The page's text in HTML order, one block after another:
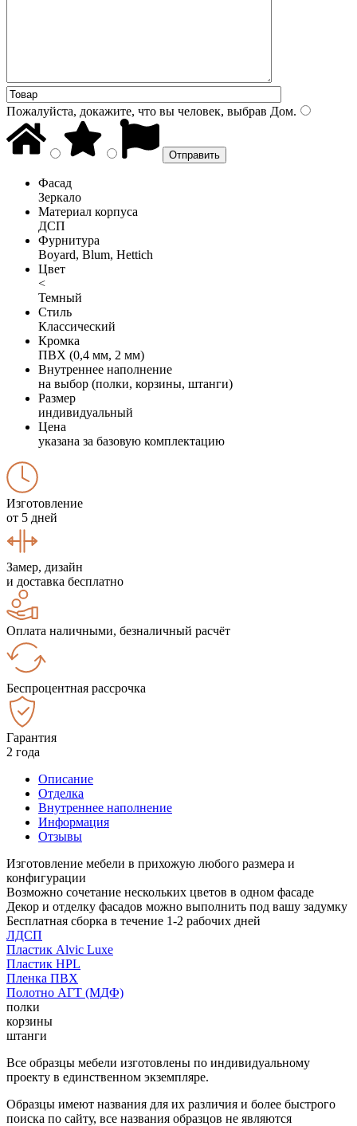
Пожалуйста, докажите, что вы человек, выбрав Дом.
Фасад
Зеркало
Материал корпуса
ДСП
Фурнитура
Boyard, Blum, Hettich
Цвет
<
Темный
Стиль
Классический
Кромка
ПВХ (0,4 мм, 2 мм)
Внутреннее наполнение
на выбор (полки, корзины, штанги)
Размер
индивидуальный
Цена
указана за базовую комплектацию
Изготовление
от 5 дней
Замер, дизайн
и доставка бесплатно
Оплата наличными, безналичный расчёт
Беспроцентная рассрочка
Гарантия
2 года
Описание
Отделка
Внутреннее наполнение
Информация
Отзывы
Изготовление мебели в прихожую любого размера и
конфигурации
Возможно сочетание нескольких цветов в одном фасаде
Декор и отделку фасадов можно выполнить под вашу задумку
Бесплатная сборка в течение 1-2 рабочих дней
ЛДСП
Пластик Alvic Luxe
Пластик HPL
Пленка ПВХ
Полотно АГТ (МДФ)
полки
корзины
штанги
Все образцы мебели изготовлены по индивидуальному
проекту в единственном экземпляре.
Образцы имеют названия для их различия и более быстрого
поиска по сайту, все названия образцов не являются